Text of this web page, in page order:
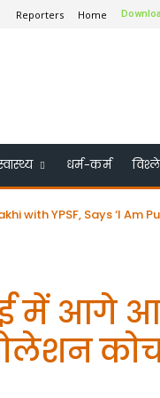
Reporters Home
धर्म-कर्म
YPSF, Says ‘I Am
ट्रस्टी में शामिल किया गया
में आगे